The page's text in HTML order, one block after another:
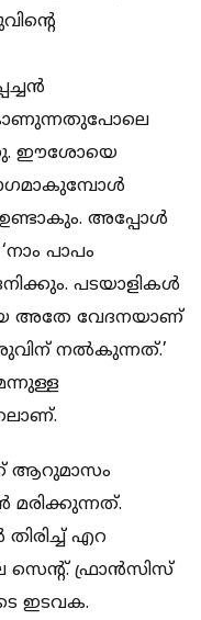
കാണുന്നതുപോലെ
ഈശോയെ
അപ്പോള്‍
പാപം
പടയാളികള്‍
യ അതേ വേദനയാണ്
നല്‍കുന്നത്.’
ആറുമാസം
എറ
ഫ്രാന്‍സിസ്
ഇടവക.